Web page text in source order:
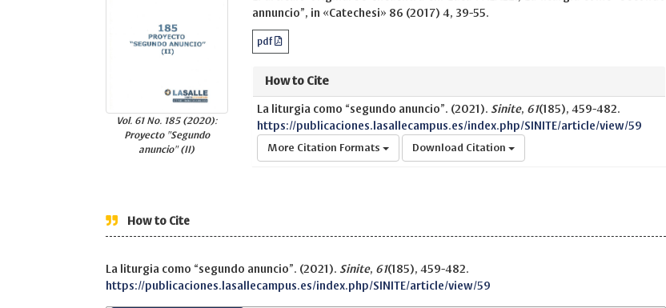
Vol. 61 No. 185 (2020):
Proyecto "Segundo
anuncio" (II)
annuncio”, in «Catechesi» 86 (2017) 4, 39-55.
pdf
How to Cite
La liturgia como “segundo anuncio”. (2021). Sinite, 61(185), 459-482.
https://publicaciones.lasallecampus.es/index.php/SINITE/article/view/59
More Citation Formats Download Citation
How to Cite
La liturgia como “segundo anuncio”. (2021). Sinite, 61(185), 459-482.
https://publicaciones.lasallecampus.es/index.php/SINITE/article/view/59